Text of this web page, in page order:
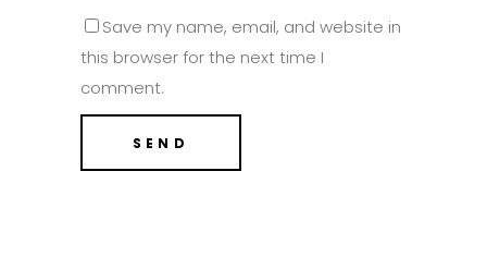
Save my name, email, and website in
this browser for the next time I
comment.